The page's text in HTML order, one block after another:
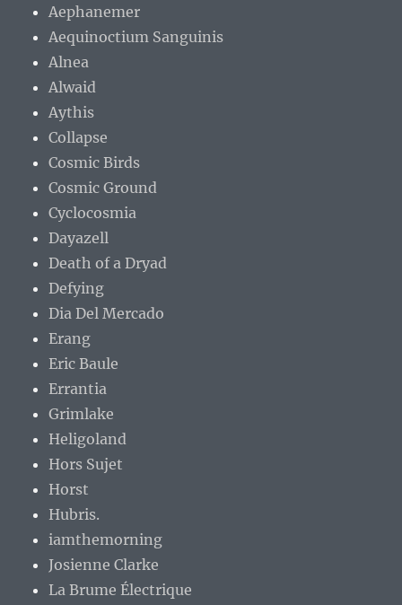
Aephanemer
Aequinoctium Sanguinis
Alnea
Alwaid
Aythis
Collapse
Cosmic Birds
Cosmic Ground
Cyclocosmia
Dayazell
Death of a Dryad
Defying
Dia Del Mercado
Erang
Eric Baule
Errantia
Grimlake
Heligoland
Hors Sujet
Horst
Hubris.
iamthemorning
Josienne Clarke
La Brume Électrique